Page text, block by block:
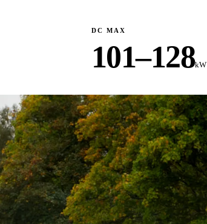
DC MAX
101–128kW